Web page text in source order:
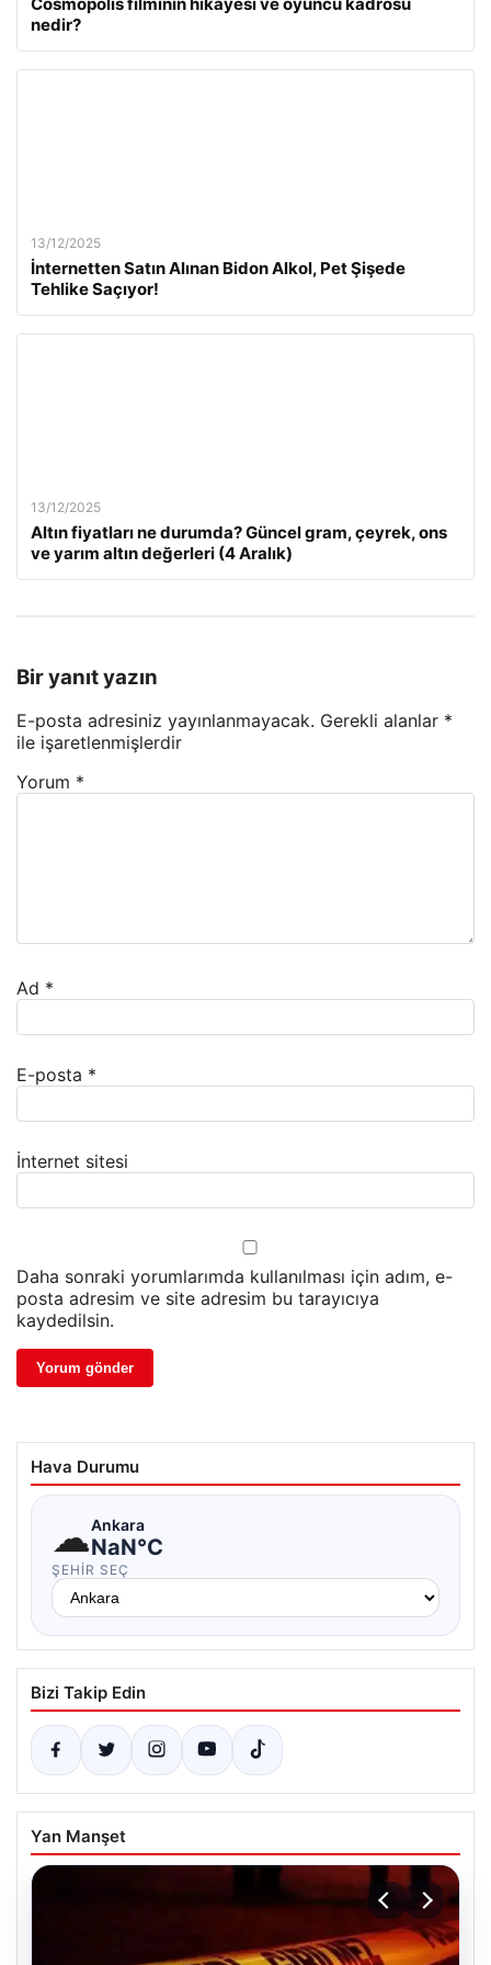
nedir?
13/12/2025
İnternetten Satın Alınan Bidon Alkol, Pet Şişede
Tehlike Saçıyor!
13/12/2025
Altın fiyatları ne durumda? Güncel gram, çeyrek, ons
ve yarım altın değerleri (4 Aralık)
Bir yanıt yazın
E-posta adresiniz yayınlanmayacak. Gerekli alanlar *
ile işaretlenmişlerdir
Yorum *
Ad *
E-posta *
İnternet sitesi
Daha sonraki yorumlarımda kullanılması için adım, e-
posta adresim ve site adresim bu tarayıcıya
kaydedilsin.
Hava Durumu
☁Ankara
NaN°C
ŞEHIR SEÇ
Bizi Takip Edin
Yan Manşet